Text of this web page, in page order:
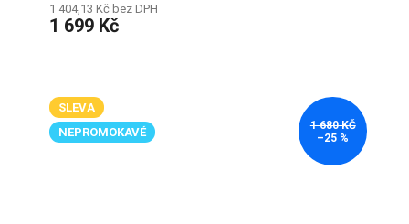
1 404,13 Kč bez DPH
1 699 Kč
SLEVA
NEPROMOKAVÉ
1 680 KČ
–25 %